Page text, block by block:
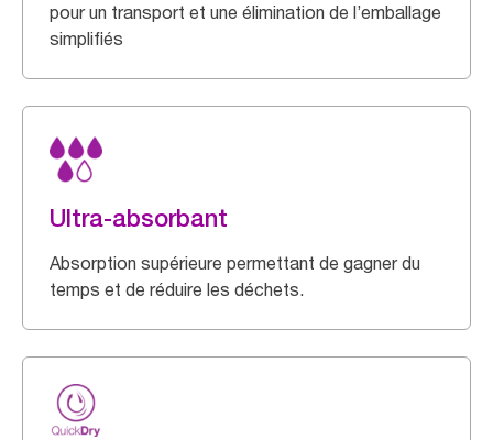
pour un transport et une élimination de l’emballage
simplifiés
Ultra-absorbant
Absorption supérieure permettant de gagner du
temps et de réduire les déchets.